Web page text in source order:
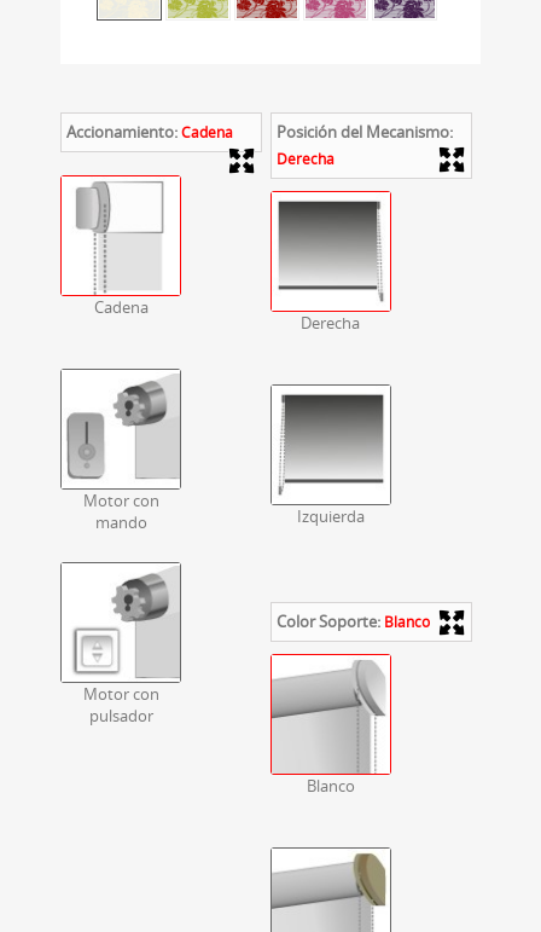
Accionamiento: Cadena
Cadena
Motor con
mando
Motor con
pulsador
Posición del Mecanismo:
Derecha
Derecha
Izquierda
Color Soporte: Blanco
Blanco